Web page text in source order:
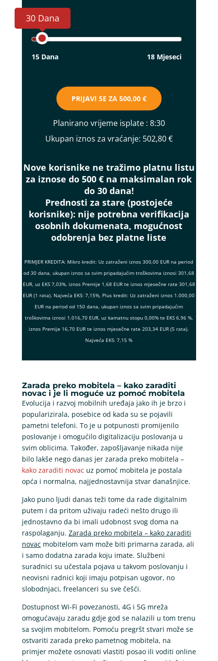
30 Dana
15 Dana 18 Mjeseci
PRIJAVI SE ZA 500,00 €
Planirano vrijeme isplate : 8:30
Ukupan iznos za vraćanje: 502,80 €
Nove korisnike ne tražimo platnu listu
za iznose do 500 € na maksimalan rok
do 30 dana!
Prednosti za stare (postojeće
korisnike): nije potrebna verifikacija
osobnih dokumenata, mogućnost
odobrenja bez platne liste
PRIMJER KREDITA: Mikro kredit: Uz zatraženi iznos 300,00 EUR na period
od 30 dana, ukupan iznos sa svim pripadajućim troškovima iznosi 301,68
EUR, uz EKS 7,03%, iznos Premije 1,68 EUR te iznos mjesečne rate 301,68
EUR (1 rata). Najveća EKS: 7,15%, Plus kredit: Uz zatraženi iznos 1.000,00
EUR na period od 150 dana, ukupan iznos sa svim pripadajućim
troškovima iznosi 1.016,70 EUR, uz kamatnu stopu 0,00% te EKS 6,96 %,
iznos Premije 16,70 EUR te iznos mjesečne rate 203,34 EUR (5 rata).
Najveća EKS: 7,15 %
Zarada preko mobitela – kako zaraditi
novac i je li moguće uz pomoć mobitela
Evolucija i razvoj mobilnih uređaja jako ih je brzo i
popularizirala, posebice od kada su se pojavili
pametni telefoni. To je u potpunosti promijenilo
poslovanje i omogućilo digitalizaciju poslovanja u
svim oblicima. Također, zapošljavanje nikada nije
bilo lakše nego danas jer zarada preko mobitela –
kako zaraditi novac uz pomoć mobitela je postala
opća i normalna, najjednostavnija stvar današnjice.
Jako puno ljudi danas teži tome da rade digitalnim
putem i da pritom uživaju radeći nešto drugo ili
jednostavno da bi imali udobnost svog doma na
raspolaganju. Zarada preko mobitela – kako zaraditi
novacmobitelom vam može biti primarna zarada, ali
i samo dodatna zarada koju imate. Službeni
suradnici su učestala pojava u takvom poslovanju i
neovisni radnici koji imaju potpisan ugovor, no
slobodnjaci, freelanceri su sve češći.
Dostupnost Wi-Fi povezanosti, 4G i 5G mreža
omogućavaju zaradu gdje god se nalazili u tom trenu
sa svojim mobitelom. Pomoću pregršt stvari može se
ostvariti zarada preko pametnog mobitela, na
primjer možete osnovati vlastiti posao ili voditi online